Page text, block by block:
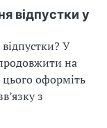
відпустки у
У
на
цього оформіть
з